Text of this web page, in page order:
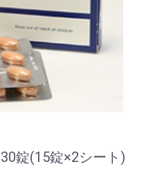
錠(15錠×2シート)